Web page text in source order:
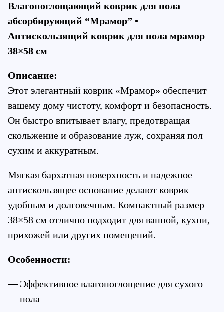
Влагопоглощающий коврик для пола
абсорбирующий “Мрамор” •
Антискользящий коврик для пола мрамор
38×58 см
Описание:
Этот элегантный коврик «Мрамор» обеспечит
вашему дому чистоту, комфорт и безопасность.
Он быстро впитывает влагу, предотвращая
скольжение и образование луж, сохраняя пол
сухим и аккуратным.
Мягкая бархатная поверхность и надежное
антискользящее основание делают коврик
удобным и долговечным. Компактный размер
38×58 см отлично подходит для ванной, кухни,
прихожей или других помещений.
Особенности:
Эффективное влагопоглощение для сухого
пола